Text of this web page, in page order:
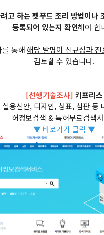
고 하는 펫푸드 조리 방법이나
등록되어 있는지 확인해야 합
를 통해 해당 발명이 신규성과
검토할 수 있습니다.
[선행기술조사] 키프리스
용신안, 디자인, 상표, 심판 등
허정보검색 & 특허무료검색
▼ 바로가기 클릭 ▼